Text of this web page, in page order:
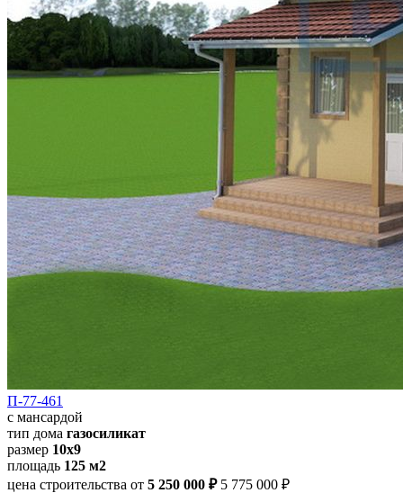
П-77-461
с мансардой
тип дома газосиликат
размер 10х9
площадь 125 м2
цена строительства от 5 250 000 ₽ 5 775 000 ₽